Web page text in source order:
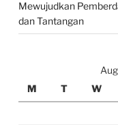
Mewujudkan
dan Tantangan
M
T W